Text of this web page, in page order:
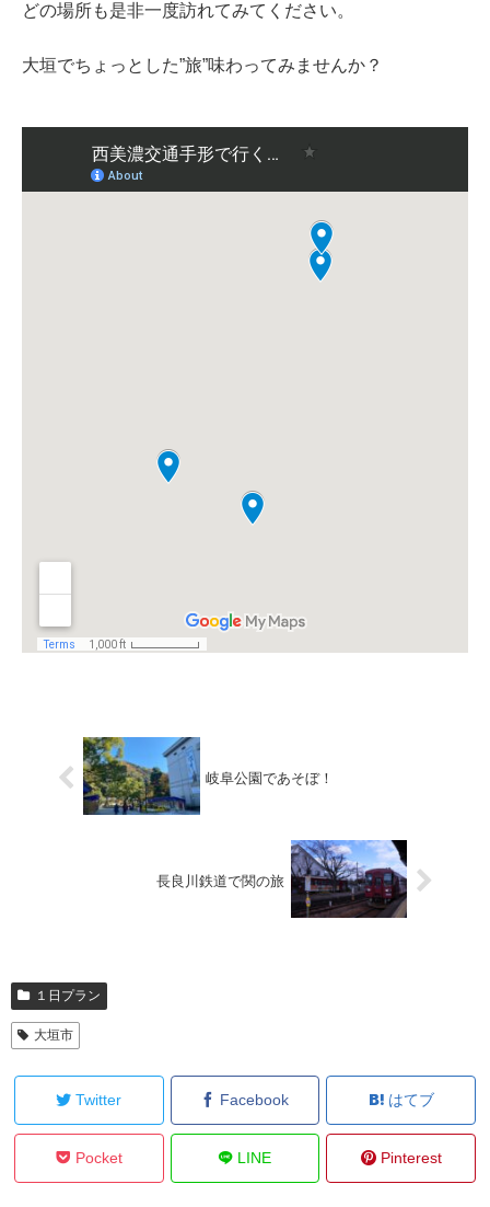
どの場所も是非一度訪れてみてください。
大垣でちょっとした”旅”味わってみませんか？
岐阜公園であそぼ！
長良川鉄道で関の旅
１日プラン
大垣市
Twitter Facebook はてブ
Pocket LINE Pinterest